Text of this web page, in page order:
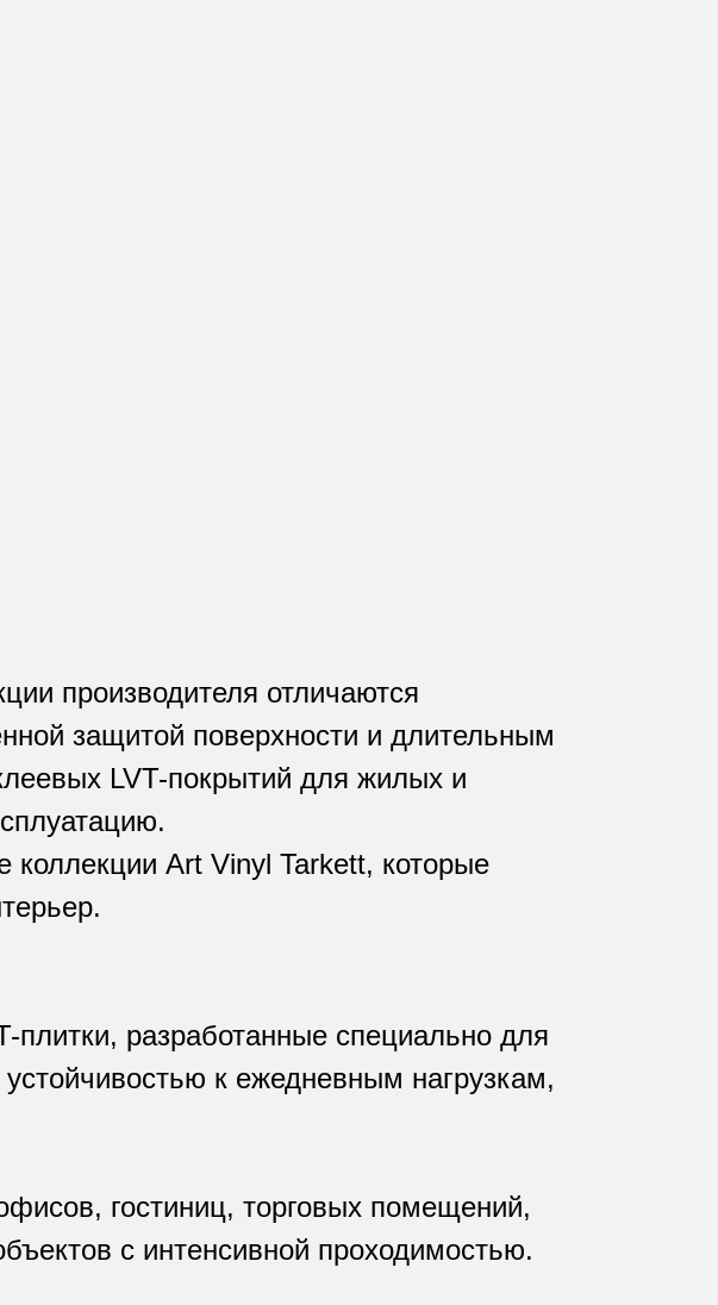
производителя отличаются
защитой поверхности и длительным
LVT-покрытий для жилых и
Art Vinyl Tarkett, которые
плитки, разработанные специально для
к ежедневным нагрузкам,
гостиниц, торговых помещений,
с интенсивной проходимостью.